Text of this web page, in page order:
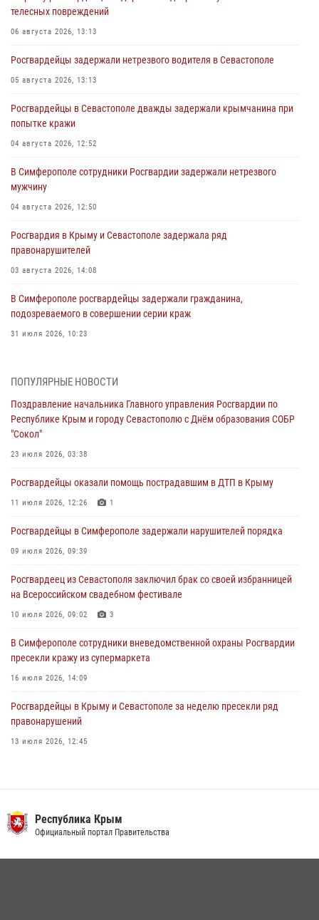
телесных повреждений
06 августа 2026, 13:13
Росгвардейцы задержали нетрезвого водителя в Севастополе
05 августа 2026, 13:13
Росгвардейцы в Севастополе дважды задержали крымчанина при
попытке кражи
04 августа 2026, 12:52
В Симферополе сотрудники Росгвардии задержали нетрезвого
мужчину
04 августа 2026, 12:50
Росгвардия в Крыму и Севастополе задержала ряд
правонарушителей
03 августа 2026, 14:08
В Симферополе росгвардейцы задержали гражданина,
подозреваемого в совершении серии краж
31 июля 2026, 10:23
объекте в Севастополе
Росгвардейцы Севастополя пресекли противоправные действия на
охраняемом объекте
29 июля 2026, 12:34
Росгвардейцы Крыма и Севастополя отметили День Крещения Руси
28 июля 2026, 14:18
В Симферополе сотрудники Росгвардии задержали подозреваемого
в краже из гипермаркета
ПОПУЛЯРНЫЕ НОВОСТИ
Поздравление начальника Главного управления Росгвардии по
Республике Крым и городу Севастополю с Днём образования СОБР
"Сокол"
23 июля 2026, 03:38
Росгвардейцы оказали помощь пострадавшим в ДТП в Крыму
11 июля 2026, 12:26 1
Росгвардейцы в Симферополе задержали нарушителей порядка
09 июля 2026, 09:39
Росгвардеец из Севастополя заключил брак со своей избранницей
на Всероссийском свадебном фестивале
10 июля 2026, 09:02 3
В Симферополе сотрудники вневедомственной охраны Росгвардии
пресекли кражу из супермаркета
16 июля 2026, 14:09
Росгвардейцы в Крыму и Севастополе за неделю пресекли ряд
правонарушений
13 июля 2026, 12:45
В Ялте росгвардейцы задержали подозреваемого в краже
Республика Крым
Официальный портал Правительства